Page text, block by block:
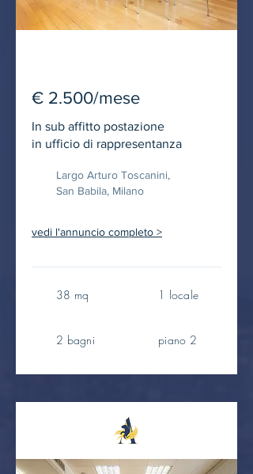
€ 2.500/mese
In sub affitto postazione
in ufficio di rappresentanza
Largo Arturo Toscanini,
San Babila, Milano
vedi l'annuncio completo >
38 mq 1 locale
2 bagni piano 2